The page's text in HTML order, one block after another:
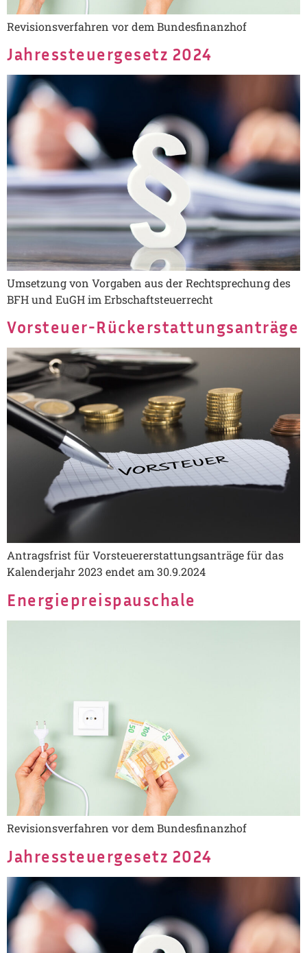
Revisionsverfahren vor dem Bundesfinanzhof
Jahressteuergesetz 2024
Umsetzung von Vorgaben aus der Rechtsprechung des
BFH und EuGH im Erbschaftsteuerrecht
Vorsteuer-Rückerstattungsanträge
Antragsfrist für Vorsteuererstattungsanträge für das
Kalenderjahr 2023 endet am 30.9.2024
Energiepreispauschale
Revisionsverfahren vor dem Bundesfinanzhof
Jahressteuergesetz 2024